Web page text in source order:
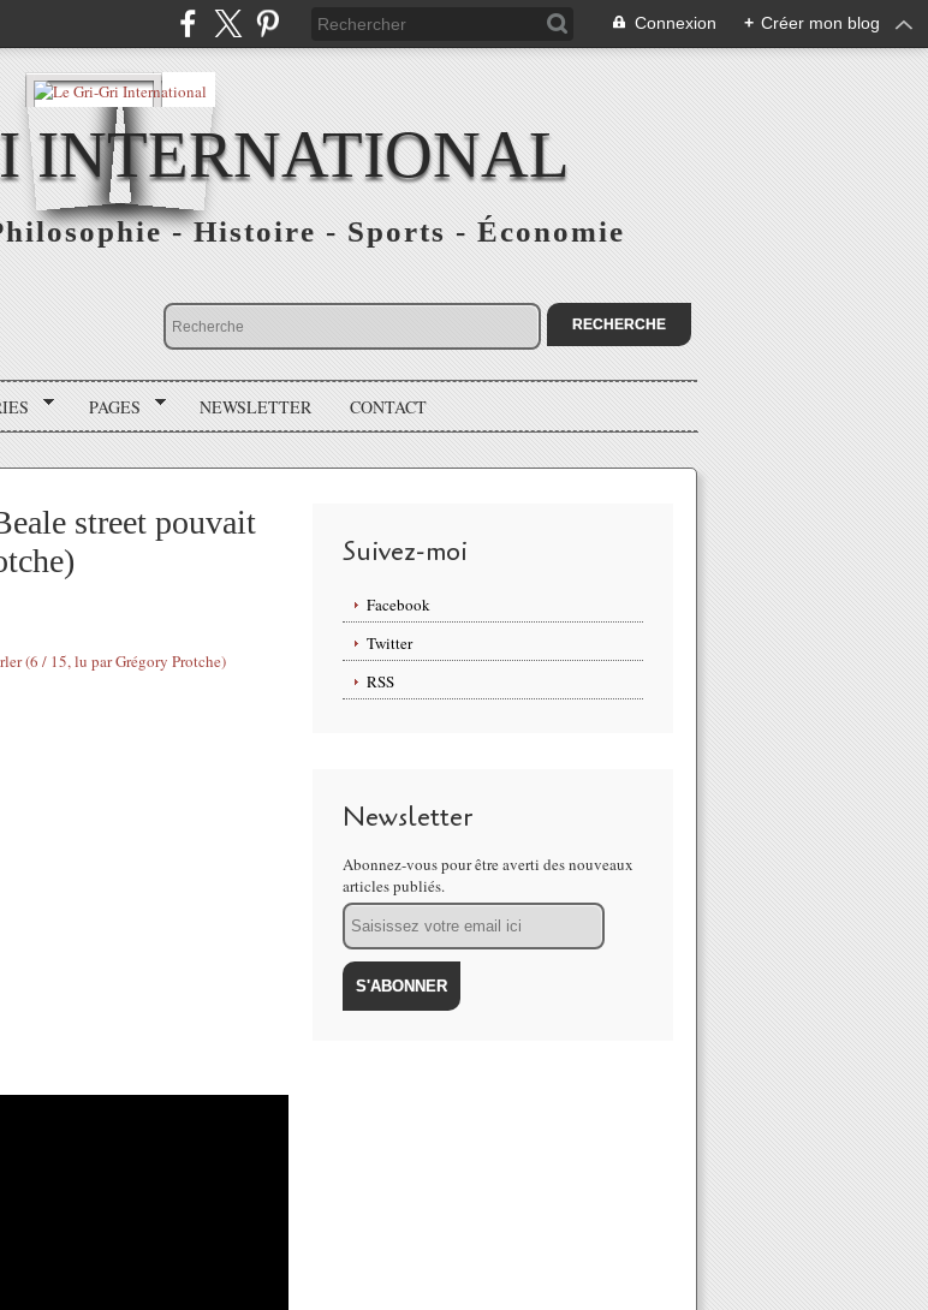
Connexion + Créer mon blog
INTERNATIONAL
- Histoire - Sports - Économie
PAGES NEWSLETTER CONTACT
street pouvait
Suivez-moi
Facebook
Twitter
RSS
Newsletter
Abonnez-vous pour être averti des nouveaux
articles publiés.
Email